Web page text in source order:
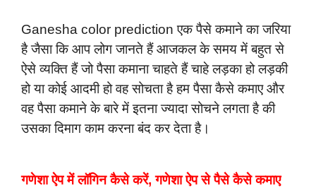
Ganesha color prediction एक पैसे कमाने का जरिया
है जैसा कि आप लोग जानते हैं आजकल के समय में बहुत से
ऐसे व्यक्ति हैं जो पैसा कमाना चाहते हैं चाहे लड़का हो लड़की
हो या कोई आदमी हो वह सोचता है हम पैसा कैसे कमाए और
वह पैसा कमाने के बारे में इतना ज्यादा सोचने लगता है की
उसका दिमाग काम करना बंद कर देता है।
गणेशा ऐप में लॉगिन कैसे करें, गणेशा ऐप से पैसे कैसे कमाए